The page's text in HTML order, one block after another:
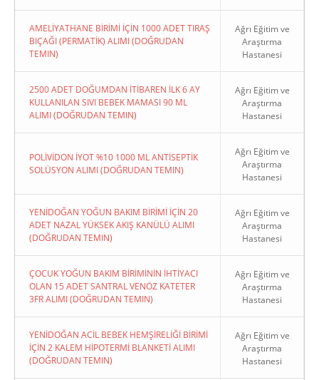
AMELİYATHANE BİRİMİ İÇİN 1000 ADET TIRAŞ
BIÇAĞI (PERMATİK) ALIMI (DOĞRUDAN
TEMIN)
Ağrı Eğitim ve
Araştırma
Hastanesi
2500 ADET DOĞUMDAN İTİBAREN İLK 6 AY
KULLANILAN SIVI BEBEK MAMASI 90 ML
ALIMI (DOĞRUDAN TEMIN)
Ağrı Eğitim ve
Araştırma
Hastanesi
POLİVİDON İYOT %10 1000 ML ANTİSEPTİK
SOLÜSYON ALIMI (DOĞRUDAN TEMIN)
Ağrı Eğitim ve
Araştırma
Hastanesi
YENİDOĞAN YOĞUN BAKIM BİRİMİ İÇİN 20
ADET NAZAL YÜKSEK AKIŞ KANÜLÜ ALIMI
(DOĞRUDAN TEMIN)
Ağrı Eğitim ve
Araştırma
Hastanesi
ÇOCUK YOĞUN BAKIM BİRİMİNİN İHTİYACI
OLAN 15 ADET SANTRAL VENÖZ KATETER
3FR ALIMI (DOĞRUDAN TEMIN)
Ağrı Eğitim ve
Araştırma
Hastanesi
YENİDOĞAN ACİL BEBEK HEMŞİRELİĞİ BİRİMİ
İÇİN 2 KALEM HİPOTERMİ BLANKETİ ALIMI
(DOĞRUDAN TEMIN)
Ağrı Eğitim ve
Araştırma
Hastanesi